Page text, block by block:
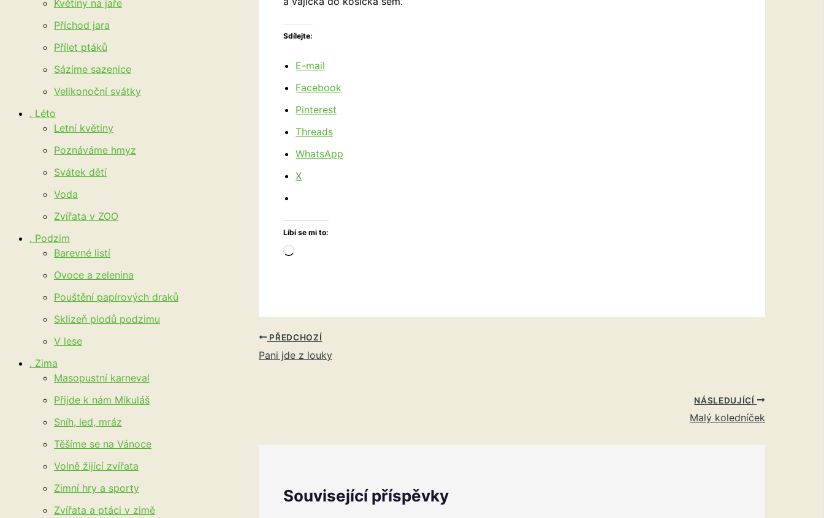
Květiny na jaře
Příchod jara
Přílet ptáků
Sázíme sazenice
Velikonoční svátky
. Léto
Letní květiny
Poznáváme hmyz
Svátek dětí
Voda
Zvířata v ZOO
. Podzim
Barevné listí
Ovoce a zelenina
Pouštění papírových draků
Sklizeň plodů podzimu
V lese
. Zima
Masopustní karneval
Přijde k nám Mikuláš
Sníh, led, mráz
Těšíme se na Vánoce
Volně žijící zvířata
Zimní hry a sporty
Zvířata a ptáci v zimě
Sdílejte:
E-mail
Facebook
Pinterest
Threads
WhatsApp
X
Líbí se mi to:
Načítání…
PŘEDCHOZÍ
Pani jde z louky
NÁSLEDUJÍCÍ
Malý koledníček
Související příspěvky